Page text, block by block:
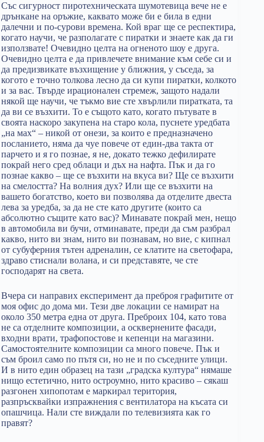
Със сигурност пиротехническата шумотевица вече не е
дрънкане на оръжие, каквато може би е била в едни
далечни и по-сурови времена. Кой враг ще се респектира,
когато научи, че разполагате с пиратки и знаете как да ги
използвате! Очевидно целта на огненото шоу е друга.
Очевидно целта е да привлечете внимание към себе си и
да предизвикате възхищение у ближния, у съседа, за
когото е точно толкова лесно да си купи пиратки, колкото
и за вас. Твърде ирационален стремеж, защото надали
някой ще научи, че тъкмо вие сте хвърлили пиратката, та
да ви се възхити. То е същото като, когато пътувате в
своята наскоро закупена на старо кола, пуснете уредбата
„на мах“ – никой от онези, за които е предназначено
посланието, няма да чуе повече от един-два такта от
парчето и я го познае, я не, докато тежко дефилирате
покрай него сред облаци и дъх на нафта. Пък и да го
познае какво – ще се възхити на вкуса ви? Ще се възхити
на смелостта? На волния дух? Или ще се възхити на
вашето богатство, което ви позволява да отделите двеста
лева за уредба, за да не сте като другите (които са
абсолютно същите като вас)? Минавате покрай мен, нещо
в автомобила ви бучи, отминавате, преди да съм разбрал
какво, нито ви знам, нито ви познавам, но вие, с кипнал
от субуферния тътен адреналин, се клатите на светофара,
здраво стиснали волана, и си представяте, че сте
господарят на света.
Вчера си направих експеримент да преброя графитите от
моя офис до дома ми. Тези две локации се намират на
около 350 метра една от друга. Преброих 104, като това
не са отделните композиции, а осквернените фасади,
входни врати, трафопостове и кепенци на магазини.
Самостоятелните композиции са много повече. Пък и
съм броил само по пътя си, но не и по съседните улици.
И в нито един образец на тази „градска култура“ нямаше
нищо естетично, нито остроумно, нито красиво – сякаш
разгонен хипопотам е маркирал територия,
разпръсквайки изпражнения с вентилатора на късата си
опашчица. Нали сте виждали по телевизията как го
правят?